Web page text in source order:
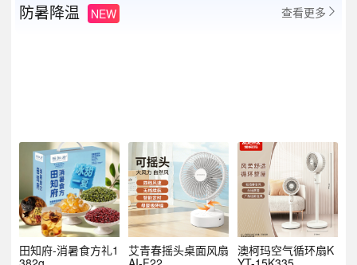
防暑降温 NEW 查看更多 
田知府-消暑食方礼1
艾青春摇头桌面风扇 澳柯玛空气循环扇K